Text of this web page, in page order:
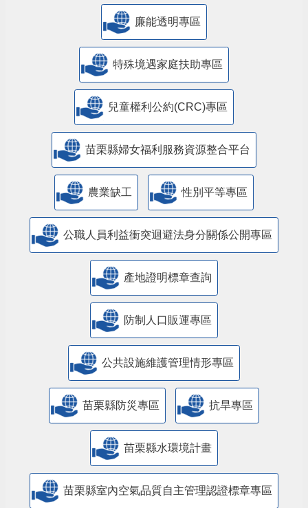
廉能透明專區
特殊境遇家庭扶助專區
兒童權利公約(CRC)專區
苗栗縣婦女福利服務資源整合平台
農業缺工 性別平等專區
公職人員利益衝突迴避法身分關係公開專區
產地證明標章查詢
防制人口販運專區
​公共設施維護管理情形專區
苗栗縣防災專區 抗旱專區
苗栗縣水環境計畫
苗栗縣室內空氣品質自主管理認證標章專區